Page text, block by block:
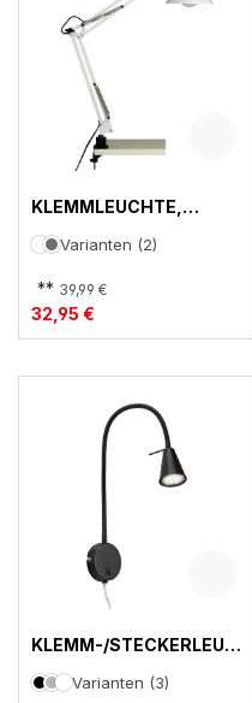
KLEMMLEUCHTE,
Varianten (2)
** 39,99 €
32,95 €
KLEMM-/STECKERLEUC
Varianten (3)